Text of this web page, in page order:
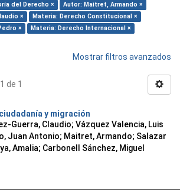
del Derecho ×
Autor: Maitret, Armando ×
×
Materia: Derecho Constitucional ×
×
Materia: Derecho Internacional ×
Mostrar filtros avanzados
de 1
y migración
Guerra, Claudio; Vázquez Valencia, Luis
Juan Antonio; Maitret, Armando; Salazar
Amalia; Carbonell Sánchez, Miguel